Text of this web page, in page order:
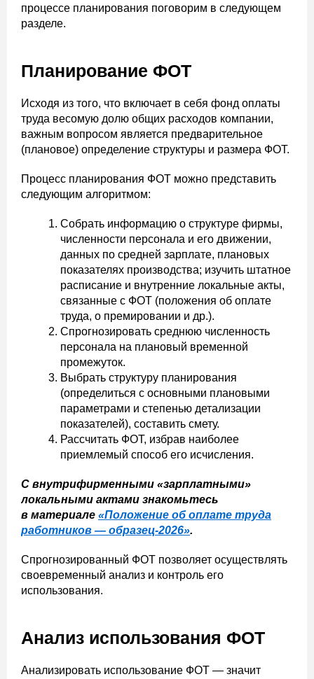
процессе планирования поговорим в следующем
разделе.
Планирование ФОТ
Исходя из того, что включает в себя фонд оплаты
труда весомую долю общих расходов компании,
важным вопросом является предварительное
(плановое) определение структуры и размера ФОТ.
Процесс планирования ФОТ можно представить
следующим алгоритмом:
Собрать информацию о структуре фирмы,
численности персонала и его движении,
данных по средней зарплате, плановых
показателях производства; изучить штатное
расписание и внутренние локальные акты,
связанные с ФОТ (положения об оплате
труда, о премировании и др.).
Спрогнозировать среднюю численность
персонала на плановый временной
промежуток.
Выбрать структуру планирования
(определиться с основными плановыми
параметрами и степенью детализации
показателей), составить смету.
Рассчитать ФОТ, избрав наиболее
приемлемый способ его исчисления.
С внутрифирменными «зарплатными»
локальными актами знакомьтесь
в материале «Положение об оплате труда
работников — образец-2026».
Спрогнозированный ФОТ позволяет осуществлять
своевременный анализ и контроль его
использования.
Анализ использования ФОТ
Анализировать использование ФОТ — значит